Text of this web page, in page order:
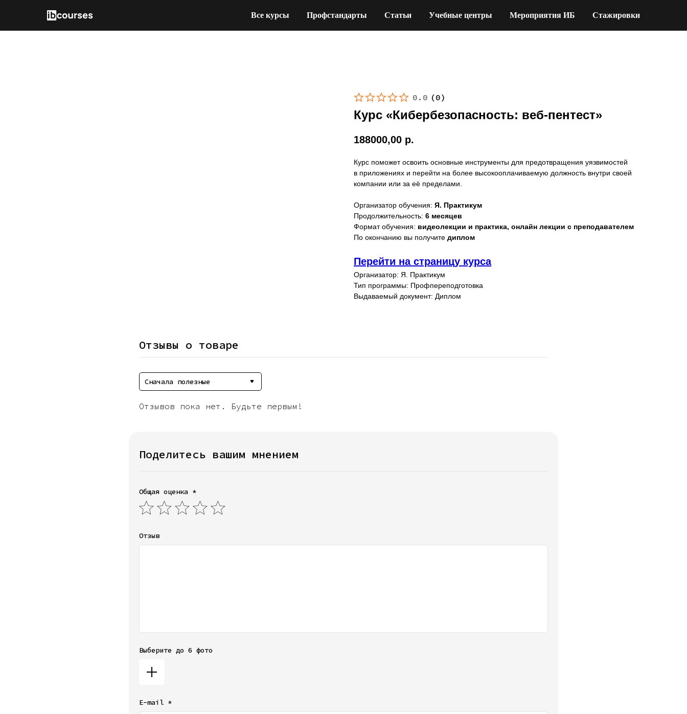
Все курсы Профстандарты Статьи Учебные центры Мероприятия ИБ Стажировки
0.0 (0)
Курс «Кибербезопасность: веб-пентест»
188000,00 р.
Курс поможет освоить основные инструменты для предотвращения уязвимостей
в приложениях и перейти на более высокооплачиваемую должность внутри своей
компании или за её пределами.
Организатор обучения: Я. Практикум
Продолжительность: 6 месяцев
Формат обучения: видеолекции и практика, онлайн лекции с преподавателем
По окончанию вы получите диплом
Перейти на страницу курса
Организатор: Я. Практикум
Тип программы: Профпереподготовка
Выдаваемый документ: Диплом
Отзывы о товаре
Сначала полезные
Отзывов пока нет. Будьте первым!
Поделитесь вашим мнением
Общая оценка *
Отзыв
Выберите до 6 фото
E-mail *